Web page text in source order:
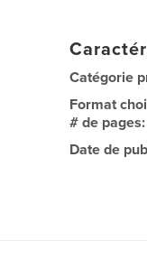
Catégorie
Format
# de
Date de